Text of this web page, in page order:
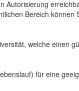
Autorisierung
Bereich können
welche einen
für eine